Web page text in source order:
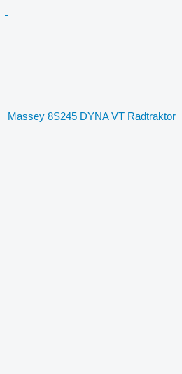
Massey 8S245 DYNA VT Radtraktor